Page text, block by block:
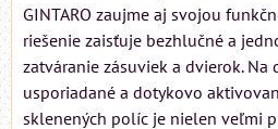
GINTARO zaujme aj svojou
riešenie zaisťuje bezhlučné a
zatváranie zásuviek a dvierok. Na
usporiadané a dotykovo
sklenených políc je nielen veľmi